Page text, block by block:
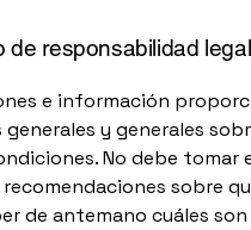
de responsabilidad legal
e información
y generales
No debe
sobre
de antemano cuáles